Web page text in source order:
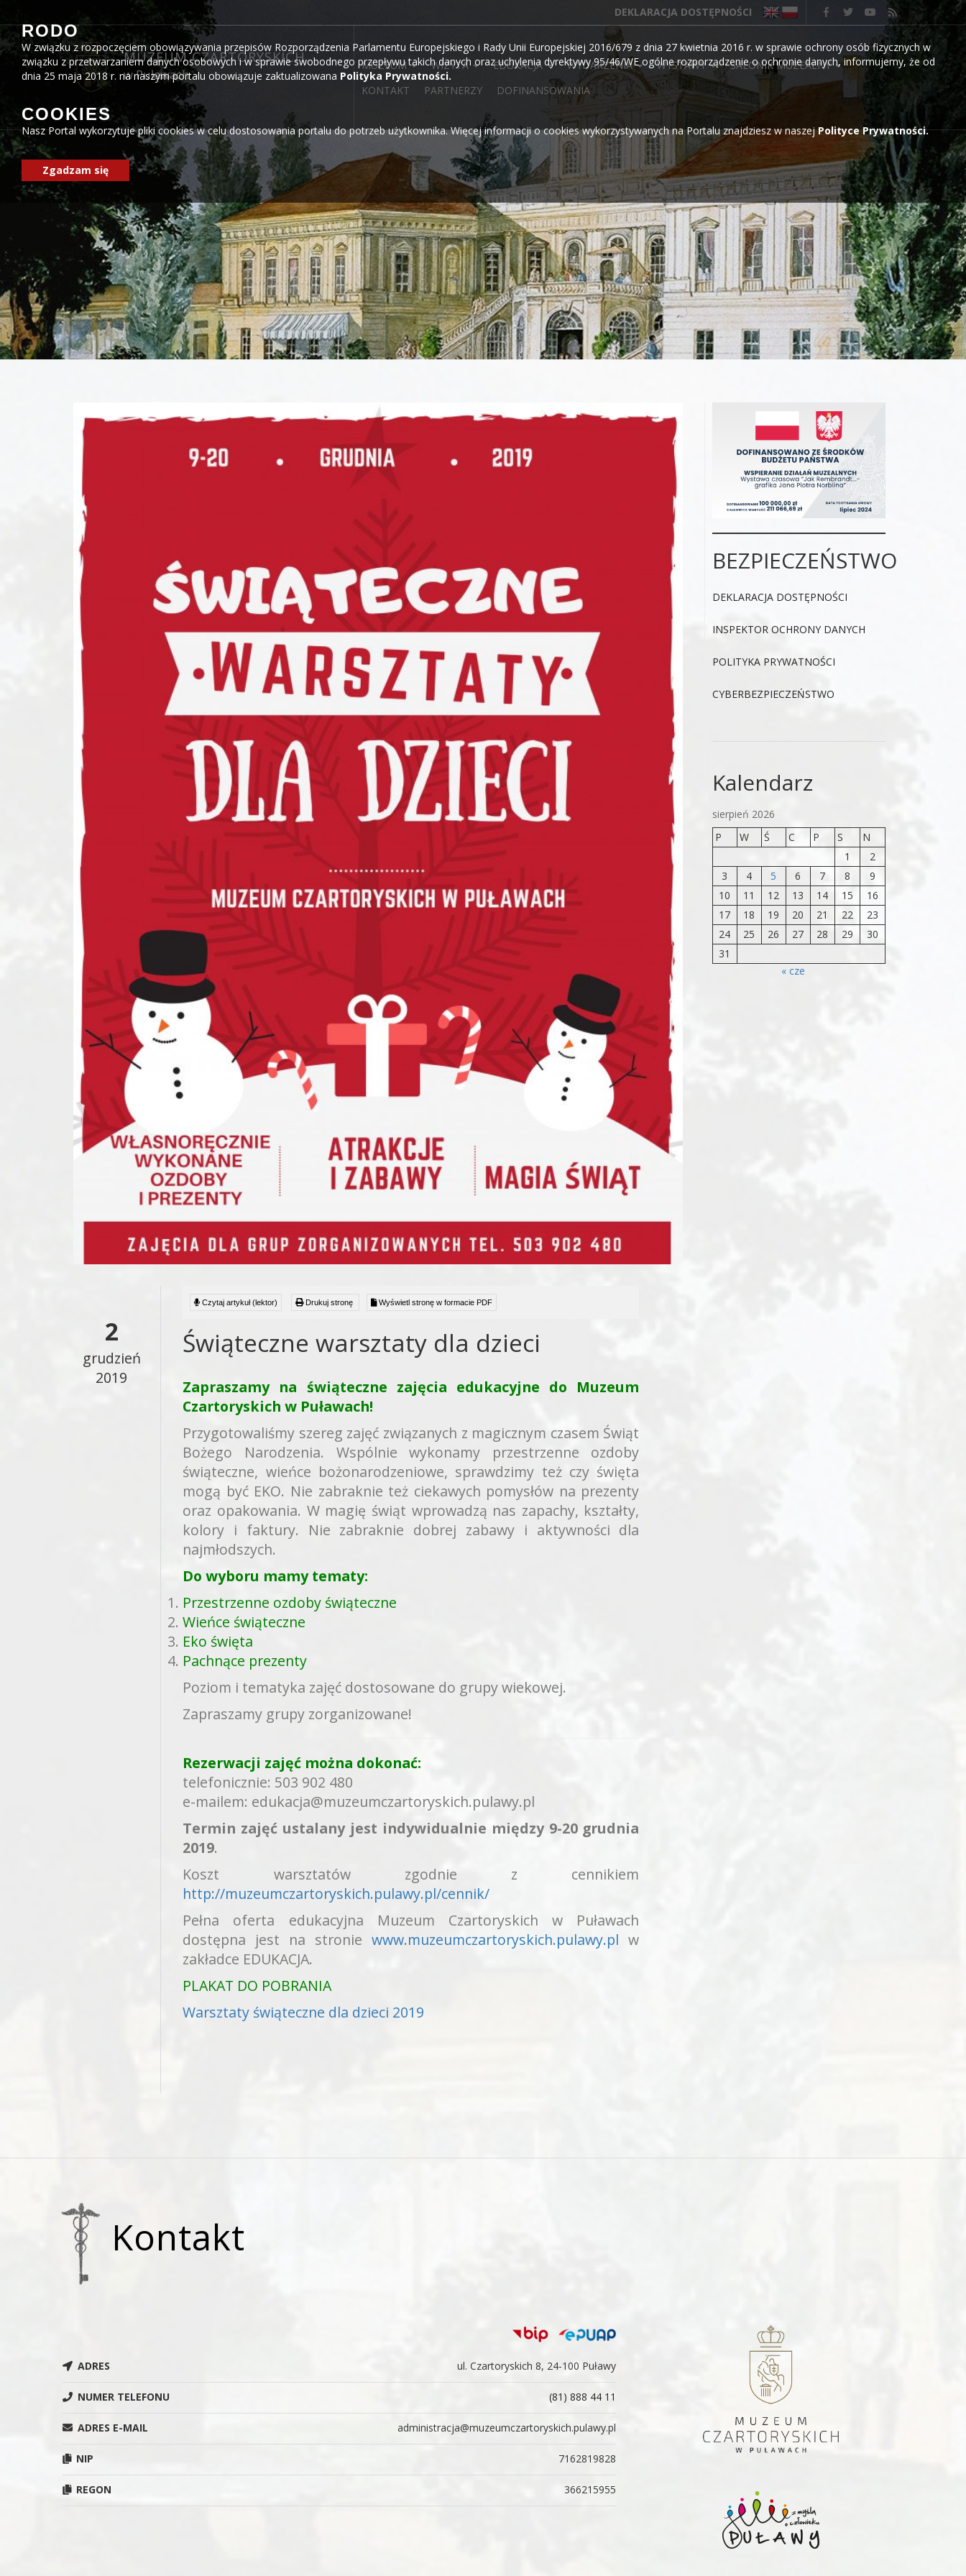
DEKLARACJA DOSTĘPNOŚCI
MUZEUM CZARTORYSKICH
w Puławach
MUZEUM WIZYTA EDUKACJA WYDARZENIA WYSTAWY
SALONIK MUZEALNY
KONTAKT
PARTNERZY DOFINANSOWANIA
2
grudzień
2019
Czytaj artykuł (lektor) Drukuj stronę Wyświetl stronę w formacie PDF
Świąteczne warsztaty dla dzieci
Zapraszamy na świąteczne zajęcia edukacyjne do Muzeum
Czartoryskich w Puławach!
Przygotowaliśmy szereg zajęć związanych z magicznym czasem Świąt
Bożego Narodzenia. Wspólnie wykonamy przestrzenne ozdoby
świąteczne, wieńce bożonarodzeniowe, sprawdzimy też czy święta
mogą być EKO. Nie zabraknie też ciekawych pomysłów na prezenty
oraz opakowania. W magię świąt wprowadzą nas zapachy, kształty,
kolory i faktury. Nie zabraknie dobrej zabawy i aktywności dla
najmłodszych.
Do wyboru mamy tematy:
Przestrzenne ozdoby świąteczne
Wieńce świąteczne
Eko święta
Pachnące prezenty
Poziom i tematyka zajęć dostosowane do grupy wiekowej.
Zapraszamy grupy zorganizowane!
Rezerwacji zajęć można dokonać:
telefonicznie: 503 902 480
e-mailem: edukacja@muzeumczartoryskich.pulawy.pl
Termin zajęć ustalany jest indywidualnie między 9-20 grudnia
2019.
Koszt warsztatów zgodnie z cennikiem
http://muzeumczartoryskich.pulawy.pl/cennik/
Pełna oferta edukacyjna Muzeum Czartoryskich w Puławach
dostępna jest na stroniewww.muzeumczartoryskich.pulawy.pl w
zakładce EDUKACJA.
PLAKAT DO POBRANIA
Warsztaty świąteczne dla dzieci 2019
BEZPIECZEŃSTWO
DEKLARACJA DOSTĘPNOŚCI
INSPEKTOR OCHRONY DANYCH
POLITYKA PRYWATNOŚCI
CYBERBEZPIECZEŃSTWO
Kalendarz
sierpień 2026
P
W Ś C P S
N
1
2
3
4 5 6 7 8
9
10
11 12 13 14 15
16
17
18 19 20 21 22
23
24
25 26 27 28 29
30
31
« cze
Kontakt
ADRES ul. Czartoryskich 8, 24-100 Puławy
NUMER TELEFONU (81) 888 44 11
ADRES E-MAIL administracja@muzeumczartoryskich.pulawy.pl
NIP 7162819828
REGON 366215955
RODO
W związku z rozpoczęciem obowiązywania przepisów Rozporządzenia Parlamentu Europejskiego i Rady Unii Europejskiej 2016/679 z dnia 27 kwietnia 2016 r. w sprawie ochrony osób fizycznych w
związku z przetwarzaniem danych osobowych i w sprawie swobodnego przepływu takich danych oraz uchylenia dyrektywy 95/46/WE ogólne rozporządzenie o ochronie danych, informujemy, że od
dnia 25 maja 2018 r. na naszym portalu obowiązuje zaktualizowana Polityka Prywatności.
COOKIES
Nasz Portal wykorzytuje pliki cookies w celu dostosowania portalu do potrzeb użytkownika. Więcej informacji o cookies wykorzystywanych na Portalu znajdziesz w naszejPolityce Prywatności.
Zgadzam się